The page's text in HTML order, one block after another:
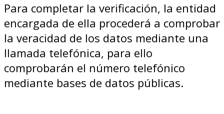
Para completar la verificación, la entidad
encargada de ella procederá a comprobar
la veracidad de los datos mediante una
llamada telefónica, para ello
comprobarán el número telefónico
mediante bases de datos públicas.